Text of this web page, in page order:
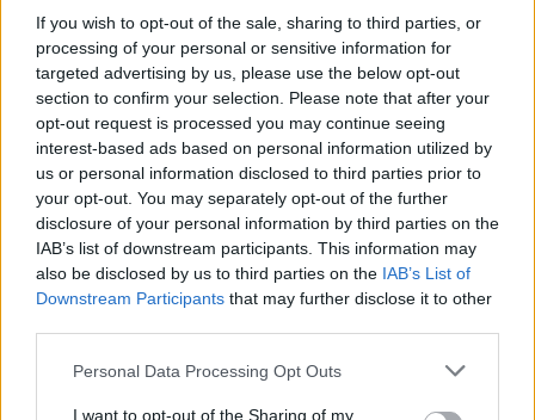
If you wish to opt-out of the sale, sharing to third parties, or
processing of your personal or sensitive information for
targeted advertising by us, please use the below opt-out
section to confirm your selection. Please note that after your
opt-out request is processed you may continue seeing
interest-based ads based on personal information utilized by
us or personal information disclosed to third parties prior to
your opt-out. You may separately opt-out of the further
disclosure of your personal information by third parties on the
IAB’s list of downstream participants. This information may
also be disclosed by us to third parties on the IAB’s List of
Downstream Participants that may further disclose it to other
Please note that this website/app uses one or more Google
not limited to your visit or usage behaviour. You may click to
Personal Data Processing Opt Outs
I want to opt-out of the Sharing of my
Portugália többet
érdemel egy hosszú hétvégénél,
idegenvezető mondja el, mit ne hagyj ki
Amíg Magyarországon laktatok, mivel
foglalkoztatok?
Itthon hosszú ideig dolgoztam a rendőrségen, a
leghosszabb ideigbűnügyi helyszínelőként